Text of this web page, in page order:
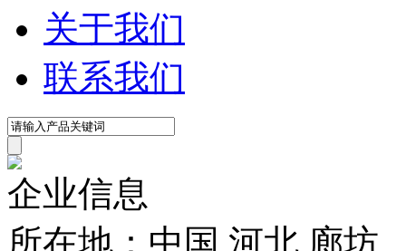
关于我们
联系我们
企业信息
所在地：中国 河北 廊坊